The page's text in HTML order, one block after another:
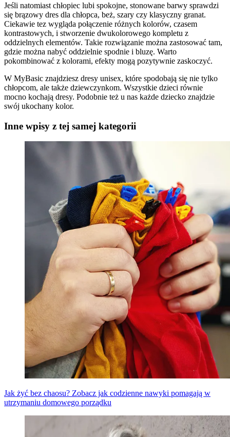
Jeśli natomiast chłopiec lubi spokojne, stonowane barwy sprawdzi
się brązowy dres dla chłopca, beż, szary czy klasyczny granat.
Ciekawie tez wygląda połączenie różnych kolorów, czasem
kontrastowych, i stworzenie dwukolorowego kompletu z
oddzielnych elementów. Takie rozwiązanie można zastosować tam,
gdzie można nabyć oddzielnie spodnie i bluzę. Warto
pokombinować z kolorami, efekty mogą pozytywnie zaskoczyć.
W MyBasic znajdziesz dresy unisex, które spodobają się nie tylko
chłopcom, ale także dziewczynkom. Wszystkie dzieci równie
mocno kochają dresy. Podobnie też u nas każde dziecko znajdzie
swój ukochany kolor.
Inne wpisy z tej samej kategorii
Jak żyć bez chaosu? Zobacz jak codzienne nawyki pomagają w
utrzymaniu domowego porządku